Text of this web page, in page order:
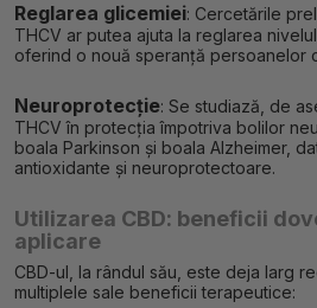
Reglarea glicemiei: Cercetările
THCV ar putea ajuta la reglarea
oferind o nouă speranță persoanelor
Neuroprotecție: Se studiază, de
THCV în protecția împotriva bolilor
boala Parkinson și boala Alzheimer,
antioxidante și neuroprotectoare.
Utilizarea CBD: beneficii
aplicare
CBD-ul, la rândul său, este deja larg
multiplele sale beneficii terapeutice: